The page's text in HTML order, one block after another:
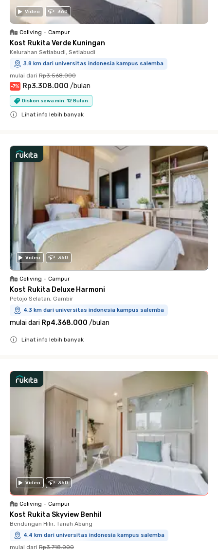
Video 360
Coliving • Campur
Kost Rukita Verde Kuningan
Kelurahan Setiabudi, Setiabudi
3.8 km dari universitas indonesia kampus salemba
mulai dari Rp3.568.000
-7% Rp3.308.000 /bulan
Diskon sewa min. 12 Bulan
Lihat info lebih banyak
Video 360
Coliving • Campur
Kost Rukita Deluxe Harmoni
Petojo Selatan, Gambir
4.3 km dari universitas indonesia kampus salemba
mulai dari Rp4.368.000 /bulan
Lihat info lebih banyak
Video 360
Coliving • Campur
Kost Rukita Skyview Benhil
Bendungan Hilir, Tanah Abang
4.4 km dari universitas indonesia kampus salemba
mulai dari Rp3.718.000